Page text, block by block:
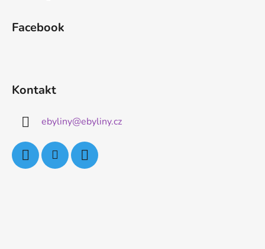
Facebook
Kontakt
ebyliny@ebyliny.cz